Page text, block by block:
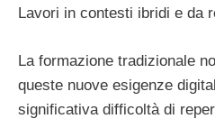
Lavori in contesti ibridi e da
La formazione tradizionale
queste nuove esigenze
significativa difficoltà di